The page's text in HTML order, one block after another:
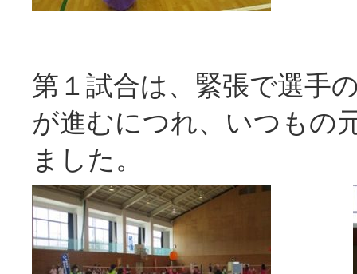
第１試合は、緊張で選手
が進むにつれ、いつもの
ました。